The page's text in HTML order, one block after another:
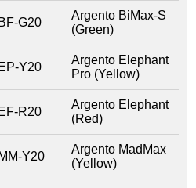
G20
Argento BiMax-S
(Green)
Y20
Argento Elephant
Pro (Yellow)
R20
Argento Elephant
(Red)
Y20
Argento MadMax
(Yellow)